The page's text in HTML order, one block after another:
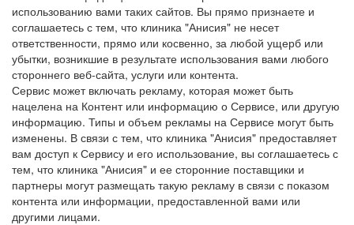
использованию вами таких сайтов. Вы прямо признаете и
соглашаетесь с тем, что клиника "Анисия" не несет
ответственности, прямо или косвенно, за любой ущерб или
убытки, возникшие в результате использования вами любого
стороннего веб-сайта, услуги или контента.
Сервис может включать рекламу, которая может быть
нацелена на Контент или информацию о Сервисе, или другую
информацию. Типы и объем рекламы на Сервисе могут быть
изменены. В связи с тем, что клиника "Анисия" предоставляет
вам доступ к Сервису и его использование, вы соглашаетесь с
тем, что клиника "Анисия" и ее сторонние поставщики и
партнеры могут размещать такую рекламу в связи с показом
контента или информации, предоставленной вами или
другими лицами.